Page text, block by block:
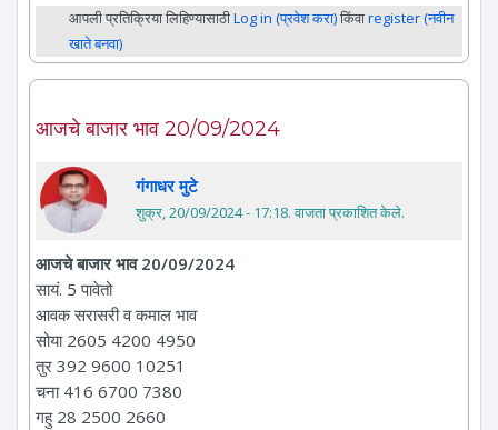
आपली प्रतिक्रिया लिहिण्यासाठीLog in (प्रवेश करा)किंवाregister (नवीन
खाते बनवा)
आजचे बाजार भाव 20/09/2024
गंगाधर मुटे
शुक्र, 20/09/2024 - 17:18. वाजता प्रकाशित केले.
आजचे बाजार भाव 20/09/2024
सायं. 5 पावेतो
आवक सरासरी व कमाल भाव
सोया 2605 4200 4950
तुर 392 9600 10251
चना 416 6700 7380
गहु 28 2500 2660